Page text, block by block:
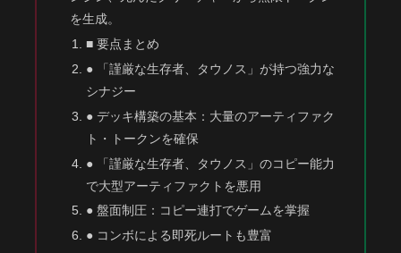
を生成。
■ 要点まとめ
● 「謹厳な生存者、タウノス」が持つ強力な
シナジー
● デッキ構築の基本：大量のアーティファク
ト・トークンを確保
● 「謹厳な生存者、タウノス」のコピー能力
で大型アーティファクトを悪用
● 盤面制圧：コピー連打でゲームを掌握
● コンボによる即死ルートも豊富